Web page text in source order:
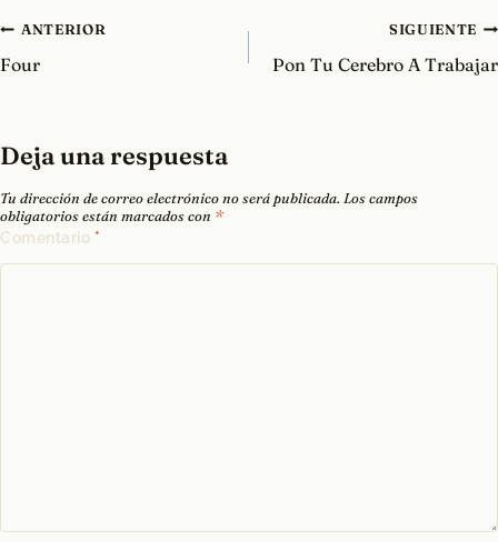
Navegación
de
ANTERIOR
Four
SIGUIENTE
Pon Tu Cerebro A Trabajar
Deja una respuesta
Tu dirección de correo electrónico no será publicada. Los campos
obligatorios están marcados con *
Comentario *